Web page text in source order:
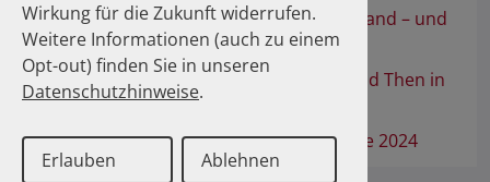
100 Millionen Pens jährlich in Deutschland – und
dann in den Hausmüll?
100 Million Pens a Year in Germany: And Then in
the Trash?
Glukoselösungen für den oGTT: Update 2024
Wirkung für die Zukunft widerrufen.
Weitere Informationen (auch zu einem
Opt-out) finden Sie in unseren
Datenschutzhinweise.
Erlauben Ablehnen